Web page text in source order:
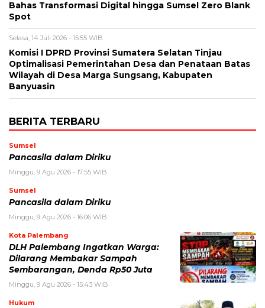
Bahas Transformasi Digital hingga Sumsel Zero Blank
Spot
Selasa, 14 Juli 2026 - 15:55 WIB
Komisi I DPRD Provinsi Sumatera Selatan Tinjau
Optimalisasi Pemerintahan Desa dan Penataan Batas
Wilayah di Desa Marga Sungsang, Kabupaten
Banyuasin
BERITA TERBARU
Sumsel
Pancasila dalam Diriku
Minggu, 9 Agu 2026 - 17:55 WIB
Sumsel
Pancasila dalam Diriku
Minggu, 9 Agu 2026 - 16:06 WIB
Kota Palembang
DLH Palembang Ingatkan Warga:
Dilarang Membakar Sampah
Sembarangan, Denda Rp50 Juta
Minggu, 9 Agu 2026 - 15:43 WIB
Hukum